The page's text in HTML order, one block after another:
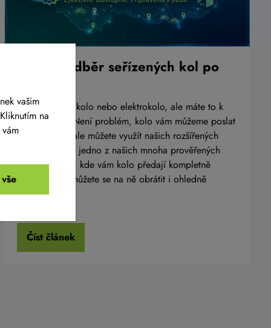
Osobní odběr seřízených kol po
Chcete koupit kolo nebo elektrokolo, ale máte to k
nám daleko? Není problém, kolo vám můžeme poslat
přímo domů, ale můžete využít našich rozšířených
služeb a využít jedno z našich mnoha prověřených
výdejních míst, kde vám kolo předají kompletně
připravené a můžete se na ně obrátit i ohledně
servisu.
Číst článek
vašim
na